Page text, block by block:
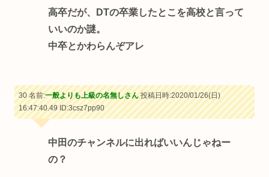
高卒だが、DTの卒業したとこを高校と言って
いいのか謎。
中卒とかわらんぞアレ
30 名前:一般よりも上級の名無しさん投稿日時:2020/01/26(日)
16:47:40.49ID:3csz7pp90
中田のチャンネルに出ればいいんじゃねー
の？